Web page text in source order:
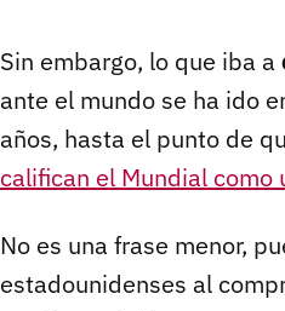
Sin embargo, lo que iba a
ante el mundo se ha ido
años, hasta el punto de
califican el Mundial como
No es una frase menor,
estadounidenses al